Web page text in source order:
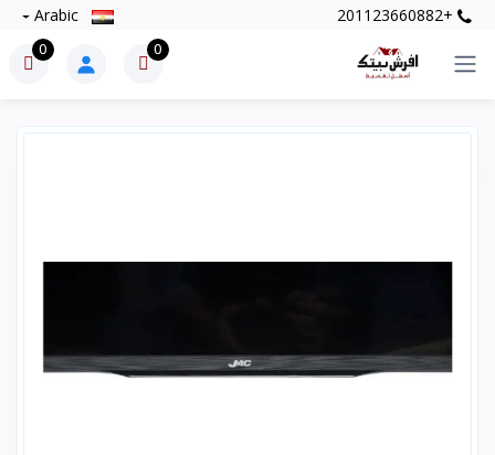
+201123660882
0
0